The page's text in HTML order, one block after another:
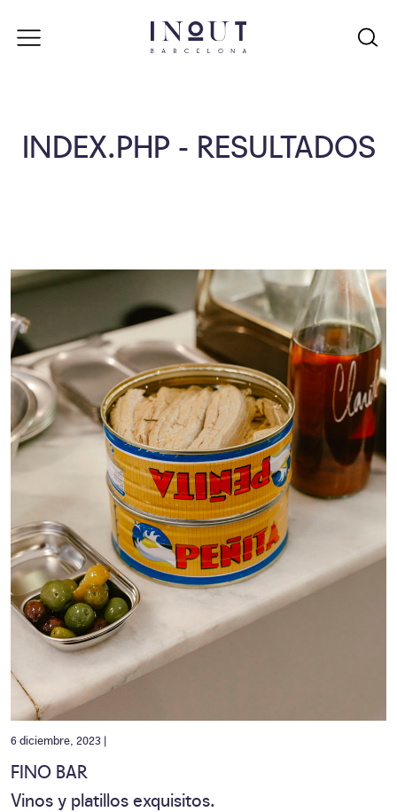
INDEX.PHP - RESULTADOS
6 diciembre, 2023 |
FINO BAR
Vinos y platillos exquisitos.